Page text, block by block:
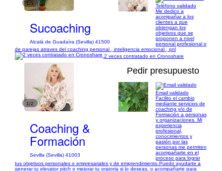
1/3
Sucoaching
Alcalá de Guadaíra (Sevilla) 41500
Teléfono validado
Me dedico a
acompañar a los
clientes a que
obtengan los
objetivos que se
proponen a nivel
personal profesional o
de parejas atraves del coaching personal , inteligencia emocional , pnl
2 veces contratado en Cronoshare
1/2
Pedir presupuesto
Coaching &
Formación
Sevilla (Sevilla) 41003
Email validado
Facilito el cambio
mediante servicios de
coaching y/o de
Formación a personas
y organizaciones. Mi
experiencia
profesional,
conocimientos y
pasión por las
personas me permiten
acompañarte en el
proceso para lograr
tus objetivos personales o empresariales y de emprendimiento.Puedo ayudarte a
generar tu elevator pitch o mejorar tu oratoria si lo deseas, o acompañarte para